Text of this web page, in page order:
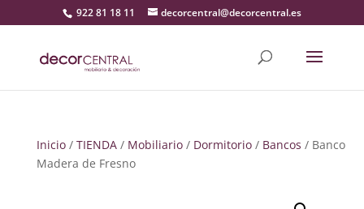
922 81 18 11 decorcentral@decorcentral.es
Inicio/ TIENDA/ Mobiliario/ Dormitorio/ Bancos / Banco
Madera de Fresno